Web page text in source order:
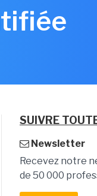
SUIVRE
Newsletter
Recevez notre
de 50 000